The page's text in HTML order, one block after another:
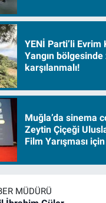
YENİ Parti’li Evrim
Yangın
karşılanmalı!
Muğla’da sinema
Zeytin Çiçeği
Film Yarışması
MÜDÜRÜ